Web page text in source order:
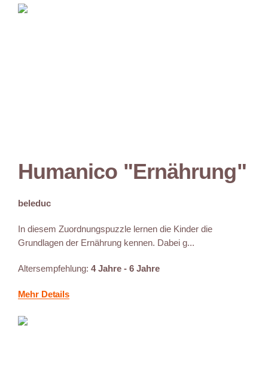
Humanico "Ernährung"
beleduc
In diesem Zuordnungspuzzle lernen die Kinder die
Grundlagen der Ernährung kennen. Dabei g...
Altersempfehlung: 4 Jahre - 6 Jahre
Mehr Details